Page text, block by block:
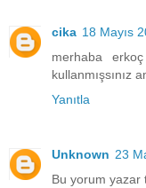
cika 18 Mayıs
merhaba
kullanmışsınız
Yanıtla
Unknown 23
Bu yorum yazar